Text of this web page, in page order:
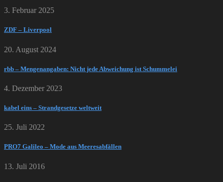
3. Februar 2025
ZDF – Liverpool
20. August 2024
rbb – Mengenangaben: Nicht jede Abweichung ist Schummelei
4. Dezember 2023
kabel eins – Strandgesetze weltweit
25. Juli 2022
PRO7 Galileo – Mode aus Meeresabfällen
13. Juli 2016